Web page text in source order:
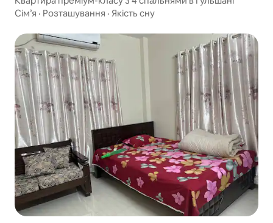
Сім’я · Розташування · Якість сну